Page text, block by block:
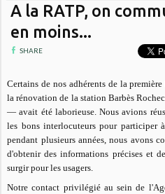
A la RATP, on
en moins...
SHARE
Certains de nos adhérents de la
la rénovation de la station Barbès
— avait été laborieuse. Nous avions
les bons interlocuteurs pour participer
pendant plusieurs années, nous avons
d'obtenir des informations précises et
surgir pour les usagers.
Notre contact privilégié au sein de